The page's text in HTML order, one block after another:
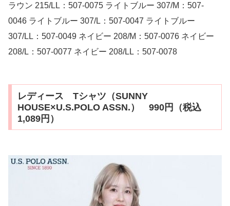
ラウン 215/LL：507-0075 ライトブルー 307/M：507-
0046 ライトブルー 307/L：507-0047 ライトブルー
307/LL：507-0049 ネイビー 208/M：507-0076 ネイビー
208/L：507-0077 ネイビー 208/LL：507-0078
レディース Tシャツ（SUNNY
HOUSE×U.S.POLO ASSN.） 990円（税込
1,089円）